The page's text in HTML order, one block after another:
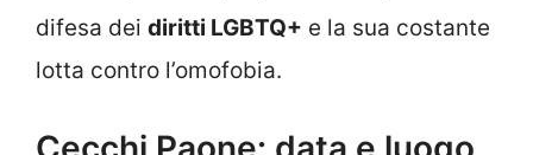
difesa dei diritti LGBTQ+ e la sua costante
lotta contro l’omofobia.